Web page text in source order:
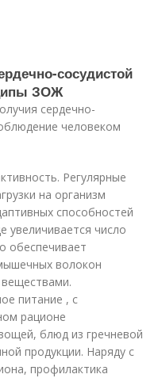
сосудистой
ЗОЖ
сердечно-
человеком
Регулярные
на организм
способностей
увеличивается число
обеспечивает
волокон
питание , с
рационе
блюд из гречневой
продукции. Наряду с
профилактика